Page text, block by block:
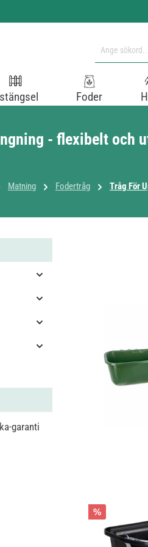
Foder
- flexibelt och
Matning Fodertråg Tråg För
garanti
%